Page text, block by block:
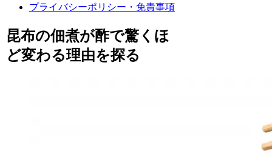
プライバシーポリシー・免責事項
昆布の佃煮が酢で驚くほ
ど変わる理由を探る